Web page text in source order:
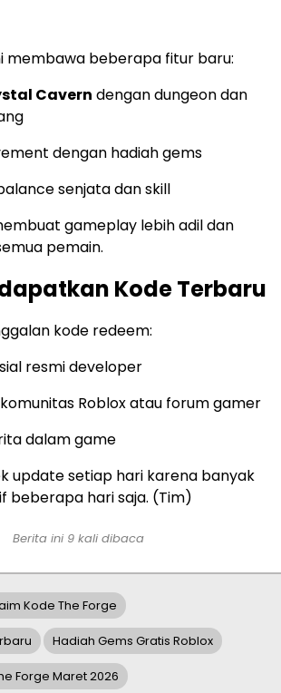
membawa beberapa fitur baru:
Cavern dengan dungeon dan
dengan hadiah gems
senjata dan skill
gameplay lebih adil dan
pemain.
Kode Terbaru
kode redeem:
resmi developer
Roblox atau forum gamer
dalam game
update setiap hari karena banyak
beberapa hari saja. (Tim)
Berita ini 9 kali dibaca
Kode The Forge
Hadiah Gems Gratis Roblox
Forge Maret 2026